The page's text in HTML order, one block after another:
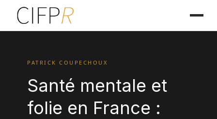
PATRICK COUPECHOUX
Santé mentale et
folie en France :